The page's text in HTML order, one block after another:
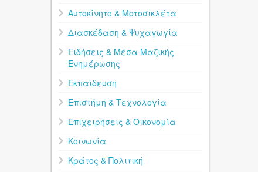
Αυτοκίνητο & Μοτοσικλέτα
Διασκέδαση & Ψυχαγωγία
Ειδήσεις & Μέσα Μαζικής
Ενημέρωσης
Εκπαίδευση
Επιστήμη & Τεχνολογία
Επιχειρήσεις & Οικονομία
Κοινωνία
Κράτος & Πολιτική